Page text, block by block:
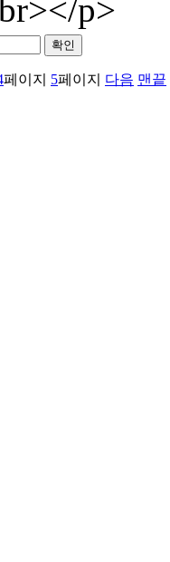
p>
확인
페이지 5페이지 다음 맨끝